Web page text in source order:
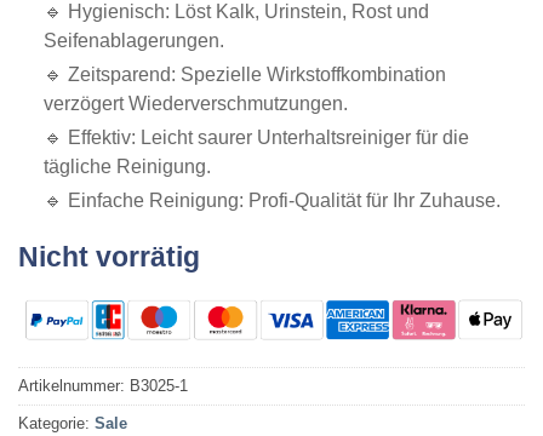
🔹 Hygienisch: Löst Kalk, Urinstein, Rost und
Seifenablagerungen.
🔹 Zeitsparend: Spezielle Wirkstoffkombination
verzögert Wiederverschmutzungen.
🔹 Effektiv: Leicht saurer Unterhaltsreiniger für die
tägliche Reinigung.
🔹 Einfache Reinigung: Profi-Qualität für Ihr Zuhause.
Nicht vorrätig
Artikelnummer: B3025-1
Kategorie: Sale